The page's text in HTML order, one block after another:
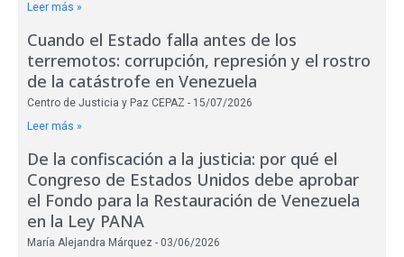
Leer más »
Cuando el Estado falla antes de los
terremotos: corrupción, represión y el rostro
de la catástrofe en Venezuela
Centro de Justicia y Paz CEPAZ
15/07/2026
Leer más »
De la confiscación a la justicia: por qué el
Congreso de Estados Unidos debe aprobar
el Fondo para la Restauración de Venezuela
en la Ley PANA
María Alejandra Márquez
03/06/2026